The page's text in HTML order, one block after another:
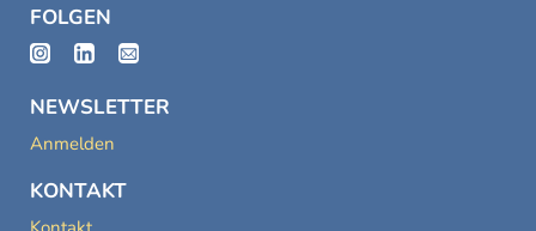
FOLGEN
NEWSLETTER
Anmelden
KONTAKT